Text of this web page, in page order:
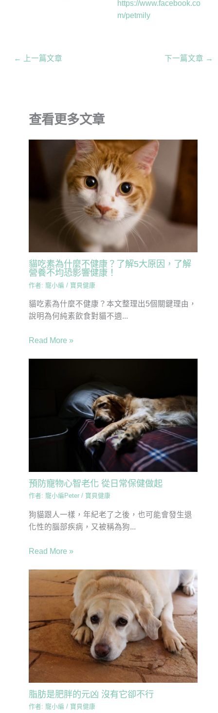
https://www.facebook.co
m/petmily
← 上一篇文章 下一篇文章 →
查看更多文章
貓吃素為什麼不健康？了解5大原因，了解
營養不均恐影響健康！
作者: 寵小編 / 寶貝健康
貓吃素為什麼不健康？本文整理出5個關鍵理由，
說明為何純素飲食對貓不適...
Read More »
預防寵物心智老化 從日常保健做起
作者: 寵小編Peter / 寶貝健康
狗貓跟人一樣，年紀老了之後，也可能會發生退
化性的腦部疾病，又被稱為狗...
Read More »
脂肪是肥胖的元凶 沒有它卻不行
作者: 寵小編 / 寶貝健康